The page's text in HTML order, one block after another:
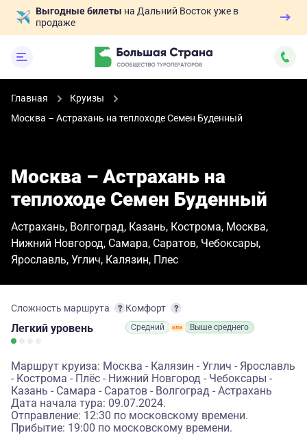
Выгодные билеты на Дальний Восток уже в
продаже
Главная
Круизы
Москва – Астрахань на теплоходе Семен Буденный
Москва – Астрахань на
теплоходе Семен Буденный
Астрахань Волгоград Казань Кострома Москва
Нижний Новгород Самара Саратов Чебоксары
Ярославль Углич Калязин Плес
Сложность маршрута
Легкий уровень
Комфорт
Средний Выше среднего
Маршрут круиза: Москва - Калязин - Углич - Ярославль
- Кострома - Плёс - Нижний Новгород - Чебоксары -
Казань - Самара - Саратов - Волгоград - Астрахань
Дата начала тура: 09.07.2024.
Отправление: 12:30 по московскому времени.
Прибытие: 19:00 по московскому времени.